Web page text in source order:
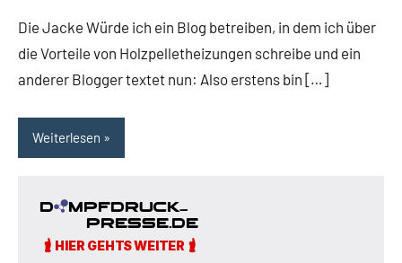
Die Jacke Würde ich ein Blog betreiben, in dem ich über
die Vorteile von Holzpelletheizungen schreibe und ein
anderer Blogger textet nun: Also erstens bin […]
Weiterlesen